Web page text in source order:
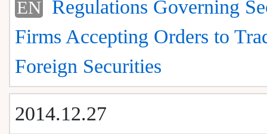
EN Regulations Governing
Firms Accepting Orders to
Foreign Securities
2014.12.27